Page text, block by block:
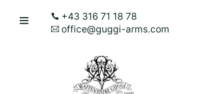
+43 316 71 18 78
office@guggi-arms.com